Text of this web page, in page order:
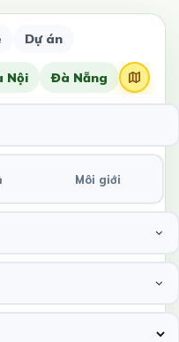
Dự án
Nội Đà Nẵng
Môi giới